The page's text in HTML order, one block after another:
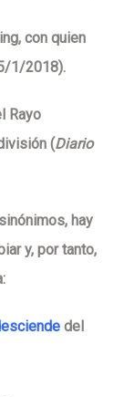
con quien
1/2018).
Rayo
(Diario
hay
y, por tanto,
del